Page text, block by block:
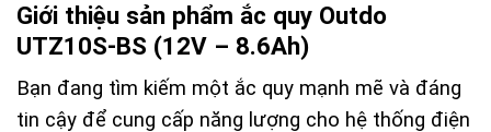
Giới thiệu sản phẩm ắc quy Outdo
UTZ10S-BS (12V – 8.6Ah)
Bạn đang tìm kiếm một ắc quy mạnh mẽ và đáng
tin cậy để cung cấp năng lượng cho hệ thống điện